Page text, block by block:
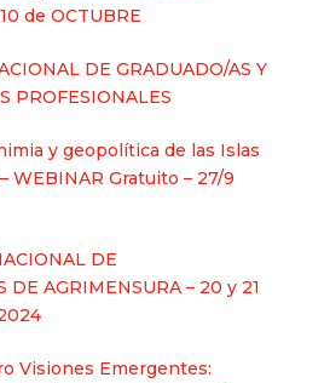
de OCTUBRE
DE GRADUADO/AS Y
PROFESIONALES
y geopolítica de las Islas
WEBINAR Gratuito – 27/9
DE
DE AGRIMENSURA – 20 y 21
Visiones Emergentes: